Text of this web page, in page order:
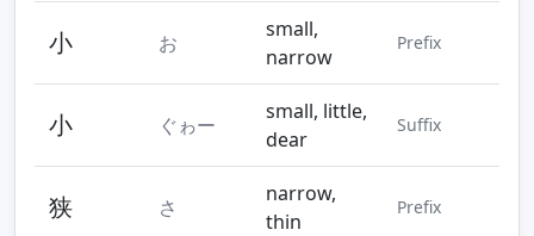
小 お
small,
narrow
Prefix
小 ぐゎー
small, little,
dear
Suffix
狭 さ
narrow,
thin
Prefix